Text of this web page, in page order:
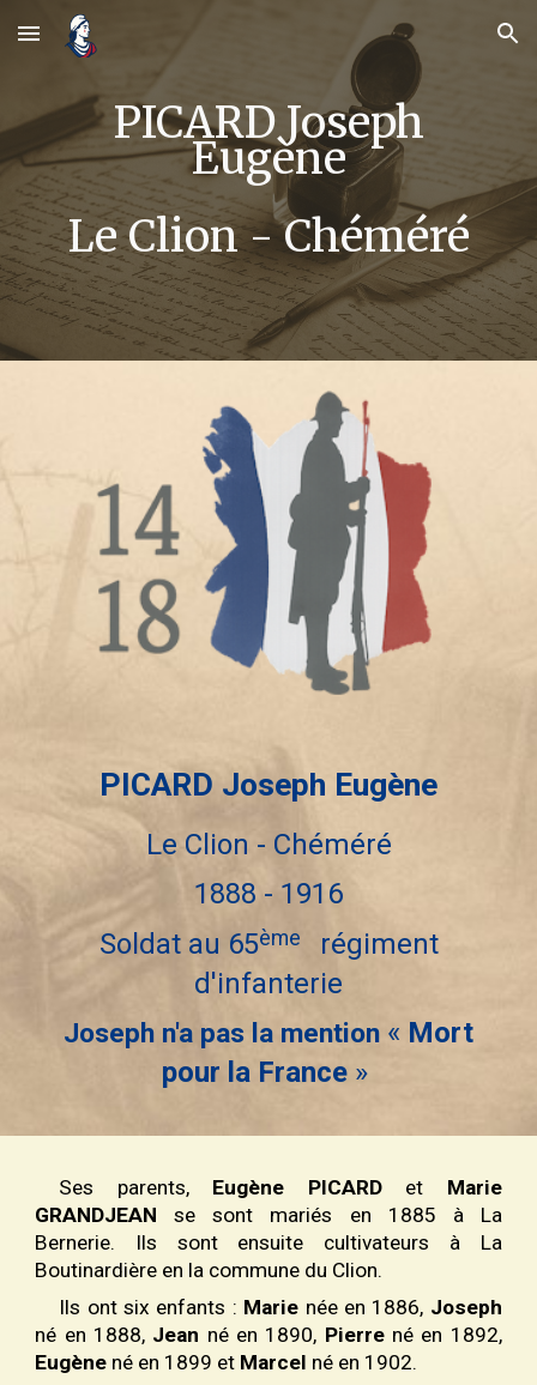
Skip to main content Skip to navigation
PICARD Joseph
Eugène
Le Clion - Chéméré
PICARD Joseph Eugène
Le Clion - Chéméré
1888 - 191 6
Soldat au 65ème
régiment
d'infanterie
Joseph n'a pas la mention « Mort
pour la France »
Ses parents, Eugène PICARDet Marie
GRANDJEAN se sont mariés en 1885 à La
Bernerie. Ils sont ensuite cultivateurs à La
Boutinardière en la commune du Clion.
Ils ontsix enfants : Marie née en 1886, Joseph
né en 1888, Jean né en 1890, Pierre né en 1892,
Eugène né en 1899 et Marcel né en 1902.